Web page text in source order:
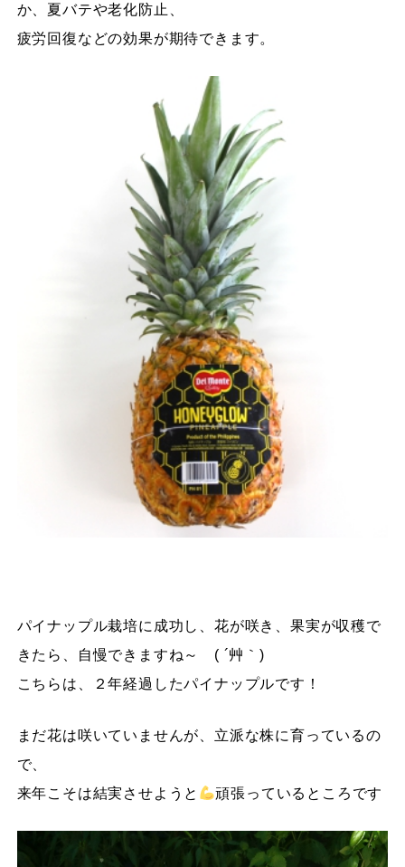
か、夏バテや老化防止、
疲労回復などの効果が期待できます。
パイナップル栽培に成功し、花が咲き、果実が収穫で
きたら、自慢できますね～ ( ´艸｀)
こちらは、２年経過したパイナップルです！
まだ花は咲いていませんが、立派な株に育っているの
で、
来年こそは結実させようと
頑張っているところです